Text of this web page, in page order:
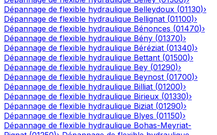
Dépannage de flexible hydraulique Belleydoux (01130)›
Dépannage de flexible hydraulique Bellignat (01100)›
Dépannage de flexible hydraulique Bénonces (01470)›
Dépannage de flexible hydraulique Bény (01370)›
Dépannage de flexible hydraulique Béréziat (01340)›
Dépannage de flexible hydraulique Bettant (01500)›
Dépannage de flexible hydraulique Bey (01290)›
Dépannage de flexible hydraulique Beynost (01700)›
Dépannage de flexible hydraulique Billiat (01200)›
Dépannage de flexible hydraulique Birieux (01330)›
Dépannage de flexible hydraulique Biziat (01290)›
Dépannage de flexible hydraulique Blyes (01150)›
Dépannage de flexible hydraulique Bohas-Meyriat-